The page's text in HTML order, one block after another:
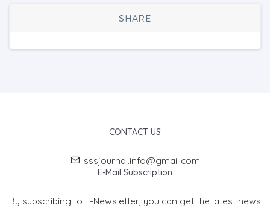
SHARE
CONTACT US
sssjournal.info@gmail.com
E-Mail Subscription
By subscribing to E-Newsletter, you can get the latest news